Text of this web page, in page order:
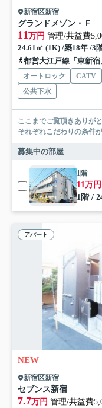
新宿区新宿
グランドメゾン・Ｆ
11万円 管理/共益費
24.61㎡ (1K) /築18年 /3
都営大江戸線「東新
オートロック CATV
公共下水
ここまでご覧頂きありがとうございます。
それぞれこだわりの条件
募集中の部屋
1階
11万円
1階 /
アパート
NEW
新宿区新宿
セブンス新宿
7.7万円 管理/共益費